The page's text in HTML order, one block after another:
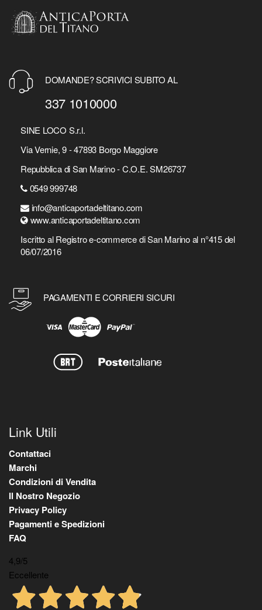
DOMANDE? SCRIVICI SUBITO AL
337 1010000
SINE LOCO S.r.l.
Via Vernie, 9 - 47893 Borgo Maggiore
Repubblica di San Marino - C.O.E. SM26737
0549 999748
info@anticaportadeltitano.com
www.anticaportadeltitano.com
Iscritto al Registro e-commerce di San Marino al n°415 del
06/07/2016
PAGAMENTI E CORRIERI SICURI
Link Utili
Contattaci
Marchi
Condizioni di Vendita
Il Nostro Negozio
Privacy Policy
Pagamenti e Spedizioni
FAQ
4,9/5
Eccellente